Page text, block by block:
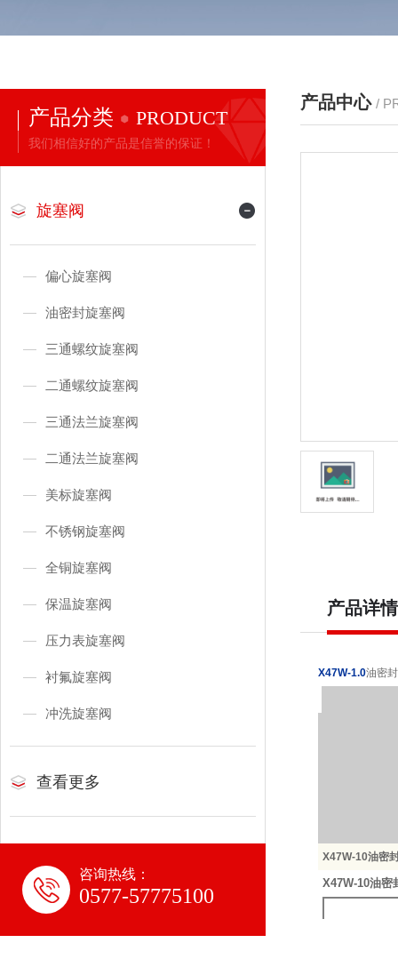
产品分类 PRODUCT
我们相信好的产品是信誉的保证！
旋塞阀
偏心旋塞阀
油密封旋塞阀
三通螺纹旋塞阀
二通螺纹旋塞阀
三通法兰旋塞阀
二通法兰旋塞阀
美标旋塞阀
不锈钢旋塞阀
全铜旋塞阀
保温旋塞阀
压力表旋塞阀
衬氟旋塞阀
冲洗旋塞阀
查看更多
咨询热线：
0577-57775100
产品中心 /
产品详情
X47W-1.0油密
X47W-10油密
X47W-10油密